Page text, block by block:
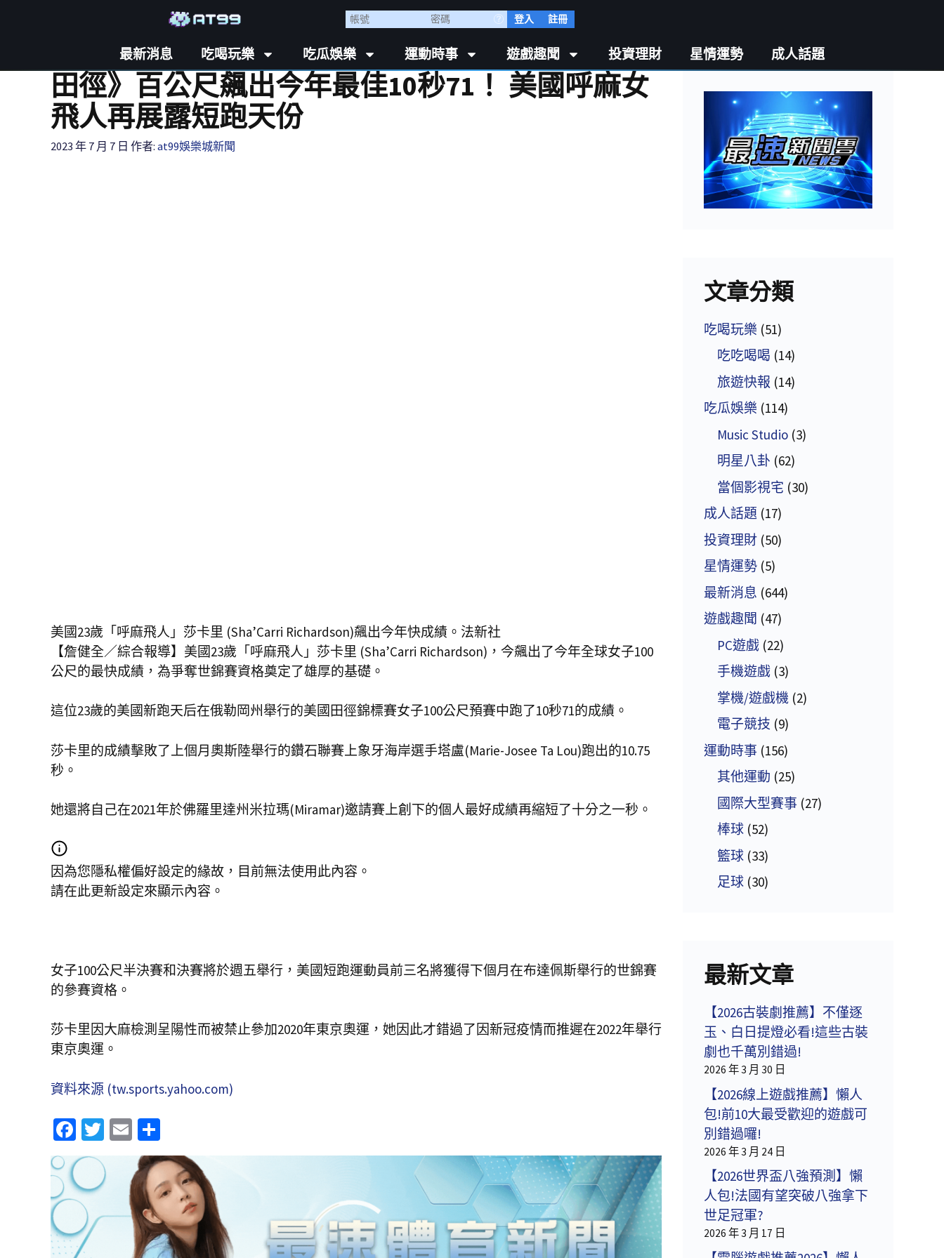
登入 註冊
最新消息 吃喝玩樂 吃瓜娛樂 運動時事 遊戲趣聞 投資理財 星情運勢 成人話題
田徑》百公尺飆出今年最佳10秒71！ 美國呼麻女
飛人再展露短跑天份
2023 年 7 月 7 日 作者: at99娛樂城新聞
美國23歲「呼麻飛人」莎卡里 (Sha’Carri Richardson)飆出今年快成績。法新社
【詹健全／綜合報導】美國23歲「呼麻飛人」莎卡里 (Sha’Carri Richardson)，今飆出了今年全球女子100
公尺的最快成績，為爭奪世錦賽資格奠定了雄厚的基礎。
這位23歲的美國新跑天后在俄勒岡州舉行的美國田徑錦標賽女子100公尺預賽中跑了10秒71的成績。
莎卡里的成績擊敗了上個月奧斯陸舉行的鑽石聯賽上象牙海岸選手塔盧(Marie-Josee Ta Lou)跑出的10.75
秒。
她還將自己在2021年於佛羅里達州米拉瑪(Miramar)邀請賽上創下的個人最好成績再縮短了十分之一秒。
因為您隱私權偏好設定的緣故，目前無法使用此內容。
請在此更新設定來顯示內容。
女子100公尺半決賽和決賽將於週五舉行，美國短跑運動員前三名將獲得下個月在布達佩斯舉行的世錦賽
的參賽資格。
莎卡里因大麻檢測呈陽性而被禁止參加2020年東京奧運，她因此才錯過了因新冠疫情而推遲在2022年舉行
東京奧運。
資料來源 (tw.sports.yahoo.com)
Fa
ce
b
o
o
k
T
tt
E
m
ai
l
享
文章分類
吃喝玩樂 (51)
吃吃喝喝 (14)
旅遊快報 (14)
吃瓜娛樂 (114)
Music Studio (3)
明星八卦 (62)
當個影視宅 (30)
成人話題 (17)
投資理財 (50)
星情運勢 (5)
最新消息 (644)
遊戲趣聞 (47)
PC遊戲 (22)
手機遊戲 (3)
掌機/遊戲機 (2)
電子競技 (9)
運動時事 (156)
其他運動 (25)
國際大型賽事 (27)
棒球 (52)
籃球 (33)
足球 (30)
最新文章
【2026古裝劇推薦】不僅逐
玉、白日提燈必看!這些古裝
劇也千萬別錯過!
2026 年 3 月 30 日
【2026線上遊戲推薦】懶人
包!前10大最受歡迎的遊戲可
別錯過囉!
2026 年 3 月 24 日
【2026世界盃八強預測】懶
人包!法國有望突破八強拿下
世足冠軍?
2026 年 3 月 17 日